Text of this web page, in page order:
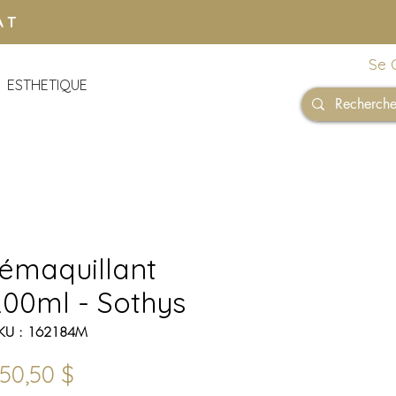
ESTHETIQUE
Se
- Sothys
: 162184M
50,50 $Prix